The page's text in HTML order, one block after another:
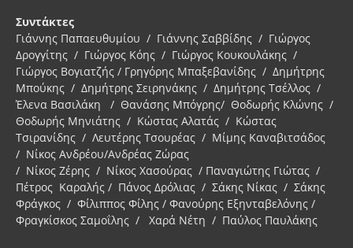
Συντάκτες
Γιάννης Παπαευθυμίου / Γιάννης Σαββίδης / Γιώργος
Δρογγίτης / Γιώργος Κόης / Γιώργος Κουκουλάκης /
Γιώργος Βογιατζής / Γρηγόρης Μπαξεβανίδης / Δημήτρης
Μπούκης / Δημήτρης Σειρηνάκης / Δημήτρης Τσέλλος /
Έλενα Βασιλάκη / Θανάσης Μπόγρης/ Θοδωρής Κλώνης /
Θοδωρής Μηνιάτης / Κώστας Αλατάς / Κώστας
Τσιρανίδης / Λευτέρης Τσουρέας / Μίμης Καναβιτσάδος
/ Νίκος Ανδρέου/Ανδρέας Ζώρας
/ Νίκος Ζέρης / Νίκος Χασούρας / Παναγιώτης Γιώτας /
Πέτρος Καραλής / Πάνος Δρόλιας / Σάκης Νίκας / Σάκης
Φράγκος / Φίλιππος Φίλης / Φανούρης Εξηνταβελόνης /
Φραγκίσκος Σαμοΐλης / Χαρά Νέτη / Παύλος Παυλάκης